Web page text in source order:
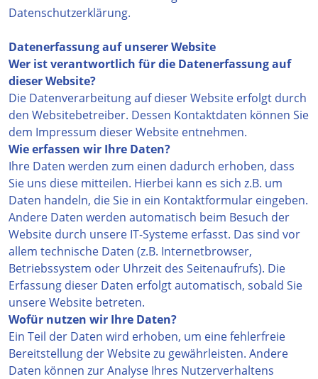
Datenschutzerklärung.
Datenerfassung auf unserer Website
Wer ist verantwortlich für die Datenerfassung auf
dieser Website?
Die Datenverarbeitung auf dieser Website erfolgt durch
den Websitebetreiber. Dessen Kontaktdaten können Sie
dem Impressum dieser Website entnehmen.
Wie erfassen wir Ihre Daten?
Ihre Daten werden zum einen dadurch erhoben, dass
Sie uns diese mitteilen. Hierbei kann es sich z.B. um
Daten handeln, die Sie in ein Kontaktformular eingeben.
Andere Daten werden automatisch beim Besuch der
Website durch unsere IT-Systeme erfasst. Das sind vor
allem technische Daten (z.B. Internetbrowser,
Betriebssystem oder Uhrzeit des Seitenaufrufs). Die
Erfassung dieser Daten erfolgt automatisch, sobald Sie
unsere Website betreten.
Wofür nutzen wir Ihre Daten?
Ein Teil der Daten wird erhoben, um eine fehlerfreie
Bereitstellung der Website zu gewährleisten. Andere
Daten können zur Analyse Ihres Nutzerverhaltens